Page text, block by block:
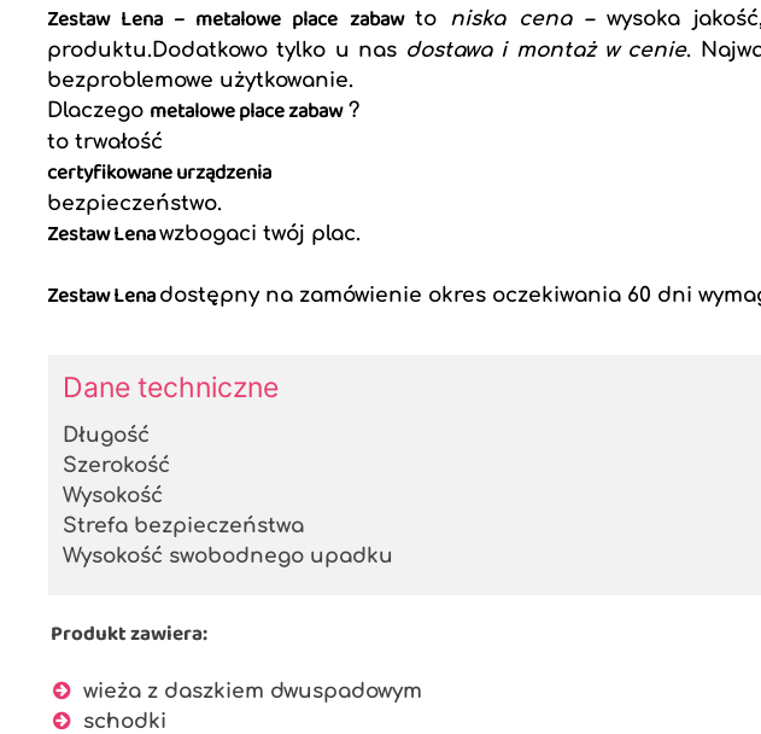
Zestaw Lena – metalowe place zabaw toniska cena –wysoka
produktu.Dodatkowo tylko u nas dostawa i montaż w cenie.
bezproblemowe użytkowanie.
Dlaczego metalowe place zabaw?
to trwałość
certyfikowane urządzenia
bezpieczeństwo.
Zestaw Lenawzbogaci twój plac.
Zestaw Lena dostępny na zamówienie okres oczekiwania 60 dni
Dane techniczne
Długość
Szerokość
Wysokość
Strefa bezpieczeństwa
Wysokość swobodnego upadku
Produkt zawiera:
wieża z daszkiem dwuspadowym
schodki